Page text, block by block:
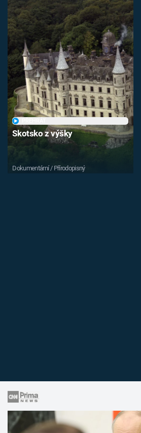
Skotsko z výšky
Dokumentární / Přírodopisný